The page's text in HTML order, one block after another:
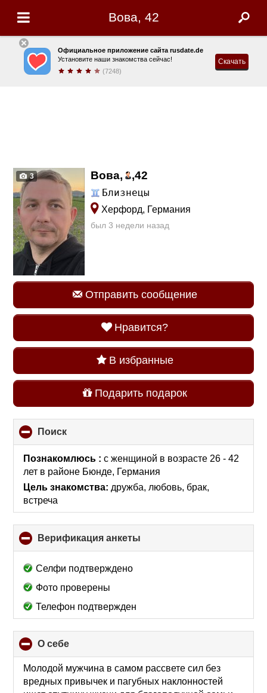
Вова, 42
Официальное приложение сайта rusdate.de
Установите наши знакомства сейчас!
(7248)
Скачать
3 Вова, ,42
Близнецы
Херфорд, Германия
был 3 недели назад
Отправить сообщение
Нравится?
В избранные
Подарить подарок
Поиск
to
collapse
contents
Познакомлюсь :с женщиной в возрасте 26 - 42
лет в районе Бюнде, Германия
Цель знакомства: дружба, любовь, брак,
встреча
Верификация анкеты
to
Селфи подтверждено
Фото проверены
Телефон подтвержден
О себе
to
collapse
contents
Молодой мужчина в самом рассвете сил без
вредных привычек и пагубных наклонностей